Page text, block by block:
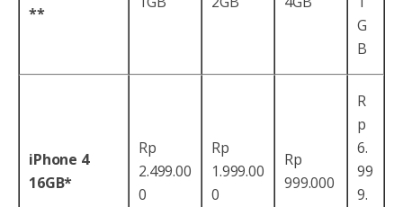
**
G
B
iPhone 4
16GB*
Rp
2.499.00
0
Rp
1.999.00
0
Rp
999.000
R
p
6.
99
9.